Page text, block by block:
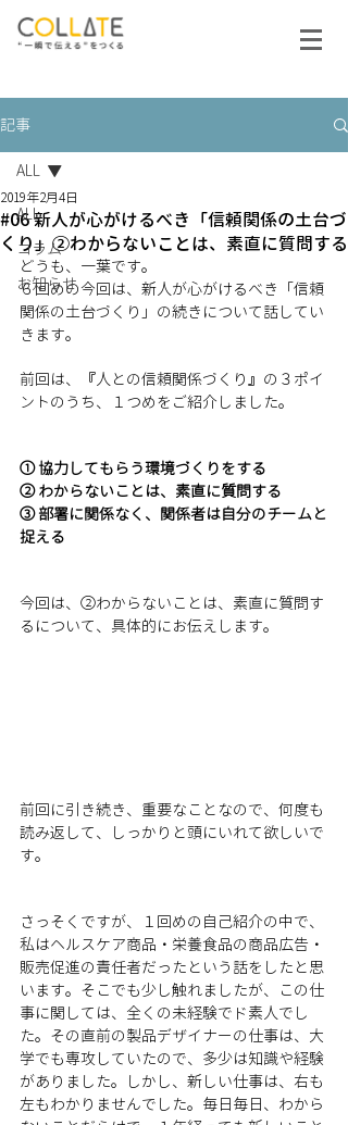
記事
ALL
コラム
お知らせ
ALL
#06 新人が心がけるべき「信頼関係の土台づ
くり」②わからないことは、素直に質問する
2019年2月4日
どうも、一葉です。
６回めの今回は、新人が心がけるべき「信頼
関係の土台づくり」の続きについて話してい
きます。
前回は、『人との信頼関係づくり』の３ポイ
ントのうち、１つめをご紹介しました。
① 協力してもらう環境づくりをする
② わからないことは、素直に質問する
③ 部署に関係なく、関係者は自分のチームと
捉える
今回は、②わからないことは、素直に質問す
るについて、具体的にお伝えします。
前回に引き続き、重要なことなので、何度も
読み返して、しっかりと頭にいれて欲しいで
す。
さっそくですが、１回めの自己紹介の中で、
私はヘルスケア商品・栄養食品の商品広告・
販売促進の責任者だったという話をしたと思
います。そこでも少し触れましたが、この仕
事に関しては、全くの未経験でド素人でし
た。その直前の製品デザイナーの仕事は、大
学でも専攻していたので、多少は知識や経験
がありました。しかし、新しい仕事は、右も
左もわかりませんでした。毎日毎日、わから